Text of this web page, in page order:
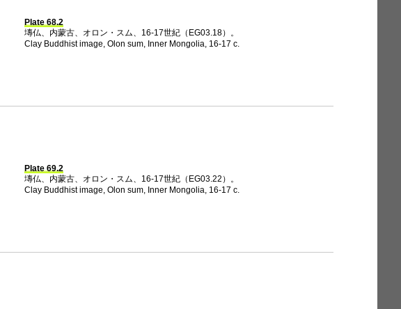
Plate 68.2
塼仏、内蒙古、オロン・スム、16-17世紀（EG03.18）。
Clay Buddhist image, Olon sum, Inner Mongolia, 16-17 c.
Plate 69.2
塼仏、内蒙古、オロン・スム、16-17世紀（EG03.22）。
Clay Buddhist image, Olon sum, Inner Mongolia, 16-17 c.